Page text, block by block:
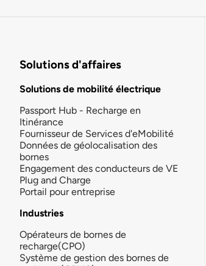
Solutions d'affaires
Solutions de mobilité électrique
Passport Hub - Recharge en
Itinérance
Fournisseur de Services d'eMobilité
Données de géolocalisation des
bornes
Engagement des conducteurs de VE
Plug and Charge
Portail pour entreprise
Industries
Opérateurs de bornes de
recharge(CPO)
Système de gestion des bornes de